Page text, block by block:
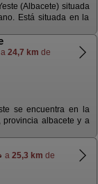
(Albacete) situada
Está situada en la
a 24,7 km de
se encuentra en la
provincia albacete y a
a 25,3 km de